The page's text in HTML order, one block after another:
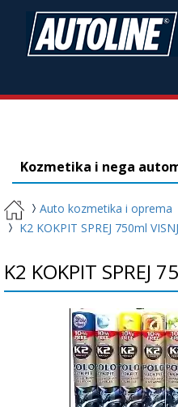
Kozmetika i nega
Auto kozmetika i oprema
K2 KOKPIT SPREJ 750ml
K2 KOKPIT SPREJ